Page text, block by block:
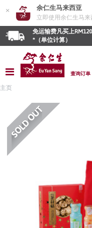
× 余仁生马来西亚
立即使用余仁生马来
免运输费凡买上
*（单位计算）
查询订单
主页